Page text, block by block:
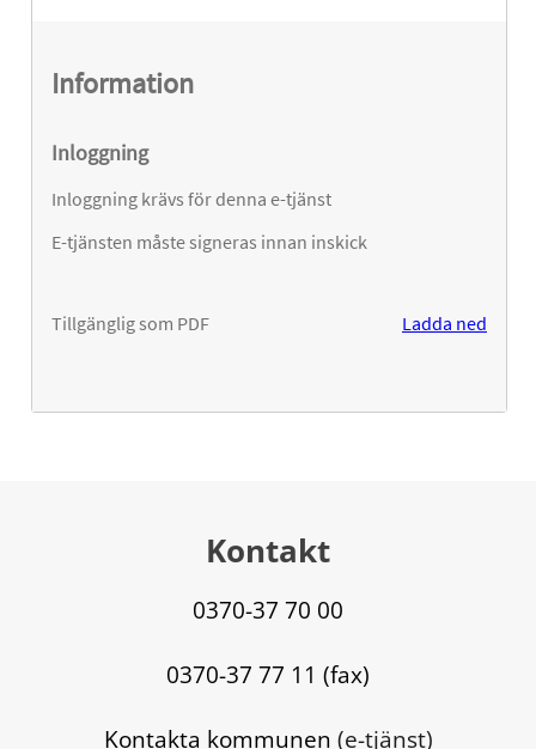
Kontakt
0370-37 70 00
0370-37 77 11 (fax)
Kontakta kommunen (e-tjänst)